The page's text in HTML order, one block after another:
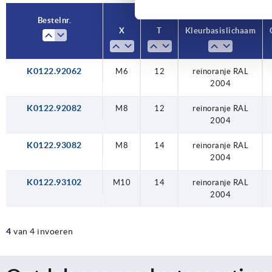
Bestelnr.
X
T Kleur basislichaam
M6 12
reinoranje RAL
2004
M8 12
reinoranje RAL
2004
M8 14
reinoranje RAL
2004
M10 14
reinoranje RAL
2004
Bestelnr.
X
T Kleur basislichaam
K0122.92062 M6 12
reinoranje RAL
2004
K0122.92082 M8 12
reinoranje RAL
2004
K0122.93082 M8 14
reinoranje RAL
2004
K0122.93102 M10 14
reinoranje RAL
2004
4 van 4 invoeren